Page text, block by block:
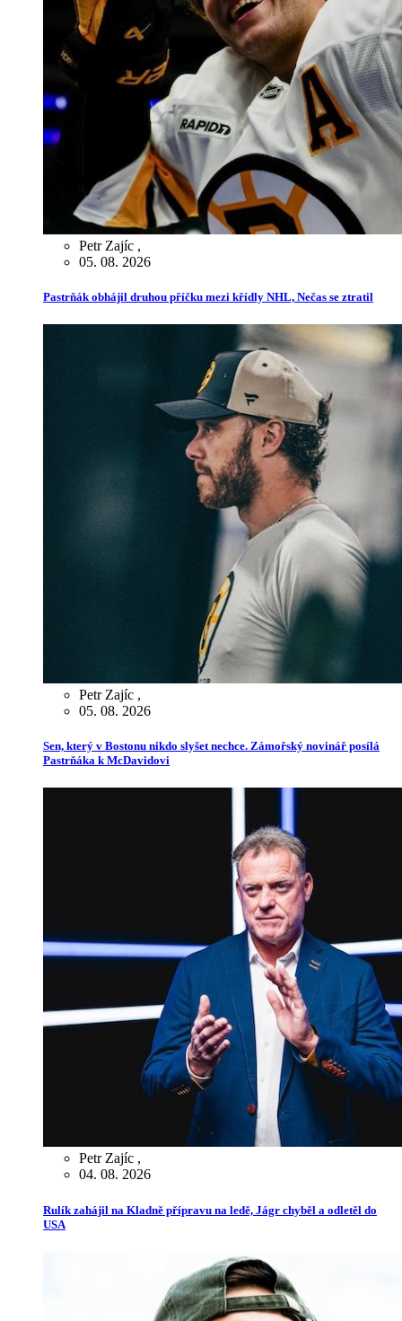
Petr Zajíc ,
05. 08. 2026
Pastrňák obhájil druhou příčku mezi křídly NHL, Nečas se ztratil
Petr Zajíc ,
05. 08. 2026
Sen, který v Bostonu nikdo slyšet nechce. Zámořský novinář posílá
Pastrňáka k McDavidovi
Petr Zajíc ,
04. 08. 2026
Rulík zahájil na Kladně přípravu na ledě, Jágr chyběl a odletěl do
USA